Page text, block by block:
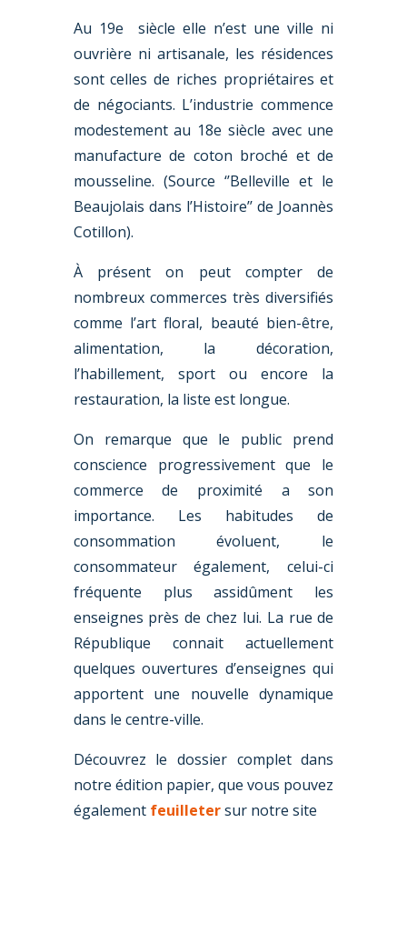
Au 19e siècle elle n’est une ville ni
ouvrière ni artisanale, les résidences
sont celles de riches propriétaires et
de négociants. L’industrie commence
modestement au 18e siècle avec une
manufacture de coton broché et de
mousseline. (Source ‘’Belleville et le
Beaujolais dans l’Histoire’’ de Joannès
Cotillon).
À présent on peut compter de
nombreux commerces très diversifiés
comme l’art floral, beauté bien-être,
alimentation, la décoration,
l’habillement, sport ou encore la
restauration, la liste est longue.
On remarque que le public prend
conscience progressivement que le
commerce de proximité a son
importance. Les habitudes de
consommation évoluent, le
consommateur également, celui-ci
fréquente plus assidûment les
enseignes près de chez lui. La rue de
République connait actuellement
quelques ouvertures d’enseignes qui
apportent une nouvelle dynamique
dans le centre-ville.
Découvrez le dossier complet dans
notre édition papier, que vous pouvez
également feuilletersur notre site